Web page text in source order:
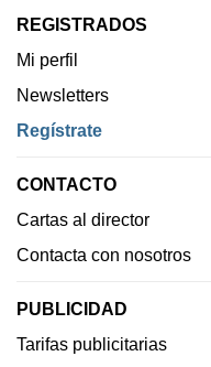
REGISTRADOS
Mi perfil
Newsletters
Regístrate
CONTACTO
Cartas al director
Contacta con nosotros
PUBLICIDAD
Tarifas publicitarias